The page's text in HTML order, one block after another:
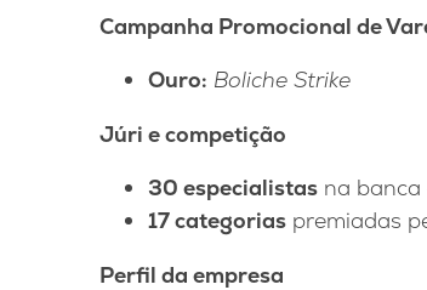
Campanha Promocional de
Ouro: Boliche Strike
Júri e competição
30 especialistas na
17 categorias premiadas
Perfil da empresa